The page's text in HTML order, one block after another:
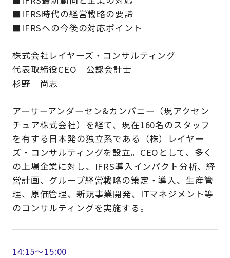
■IFRS時代の経営戦略の要諦
■IFRSへの今後の対応ポイント
株式会社レイヤーズ・コンサルティング
代表取締役CEO 公認会計士
杉野 尚志
アーサーアンダーセン&カンパニー（現アクセン
チュア株式会社）を経て、現在160名のスタッフ
を有する日本発の独立系である（株）レイヤー
ズ・コンサルティングを設立。CEOとして、多く
の上場企業に対し、IFRS導入インパクト分析、経
営計画、グループ経営戦略の策定・導入、生産管
理、原価管理、新規事業開発、ITマネジメント等
のコンサルティングを実施する。
14:15～15:00